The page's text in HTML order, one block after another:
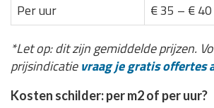
Per uur
€ 35 – € 40
*Let op: dit zijn gemiddelde prijzen.
prijsindicatievraag je gratis offertes
Kosten schilder: per m2 of per uur?